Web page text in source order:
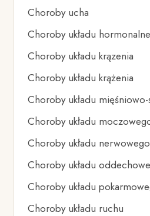
Choroby ucha
Choroby układu
Choroby układu krązenia
Choroby układu krążenia
Choroby układu
Choroby układu
Choroby układu nerwowego
Choroby układu
Choroby układu
Choroby układu ruchu